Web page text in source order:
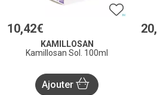
10,42€
KAMILLOSAN
Kamillosan Sol. 100ml
Ajouter
20,